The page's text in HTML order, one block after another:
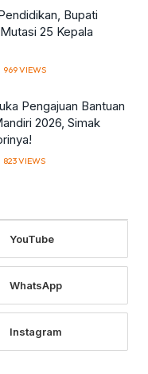
Bupati
25 Kepala
969VIEWS
Pengajuan Bantuan
2026, Simak
823VIEWS
YouTube
WhatsApp
Instagram